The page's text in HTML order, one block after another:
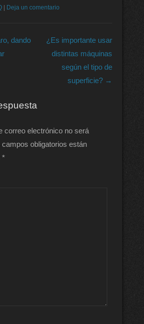
| Deja un comentario
entradas
dando
¿Es importante usar
distintas máquinas
según el tipo de
superficie? →
correo electrónico no será
campos obligatorios están
*